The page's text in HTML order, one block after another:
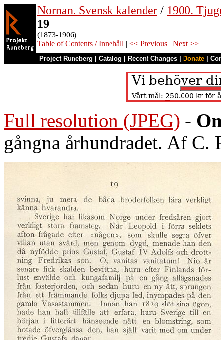
Nornan. Svensk kalender / 1900.
19
(1873-1906)
Table of Contents / Innehåll | << Previous | Next >>
Project Runeberg Catalog Recent Changes Donate
Full resolution (JPEG) -
gångna århundradet. Af C.